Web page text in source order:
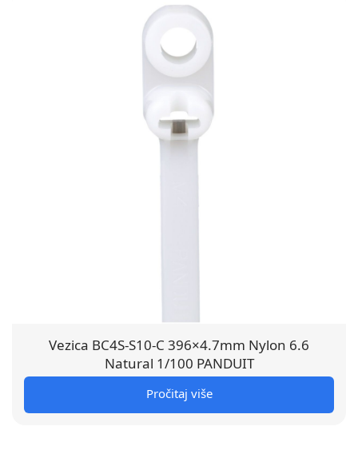
Vezica BC4S-S10-C 396×4.7mm Nylon 6.6
Natural 1/100 PANDUIT
Pročitaj više